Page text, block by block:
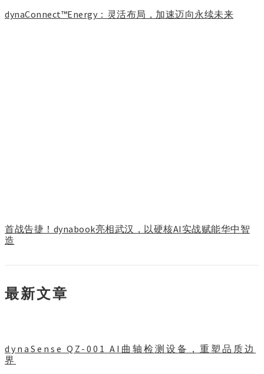
dynaConnect™Energy：灵活布局，加速迈向永续未来
首战告捷！dynabook亮相武汉，以硬核AI实战赋能华中智
造
最新文章
dynaSense QZ-001 AI曲轴检测设备，重塑品质边
界